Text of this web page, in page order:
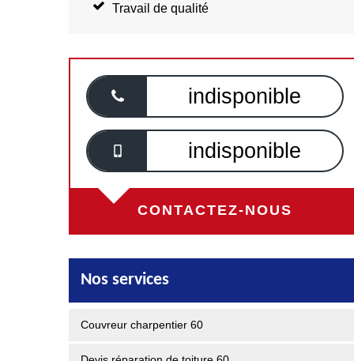
Travail de qualité
indisponible
indisponible
CONTACTEZ-NOUS
Nos services
Couvreur charpentier 60